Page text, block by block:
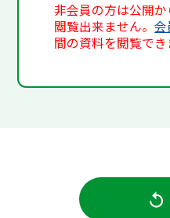
非会員の方は公開
閲覧出来ません。会
間の資料を閲覧でき